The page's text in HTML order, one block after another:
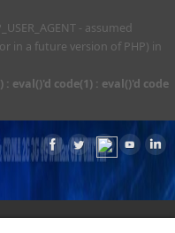
- assumed
in a future version of PHP) in
eval()'d code(1) : eval()'d code